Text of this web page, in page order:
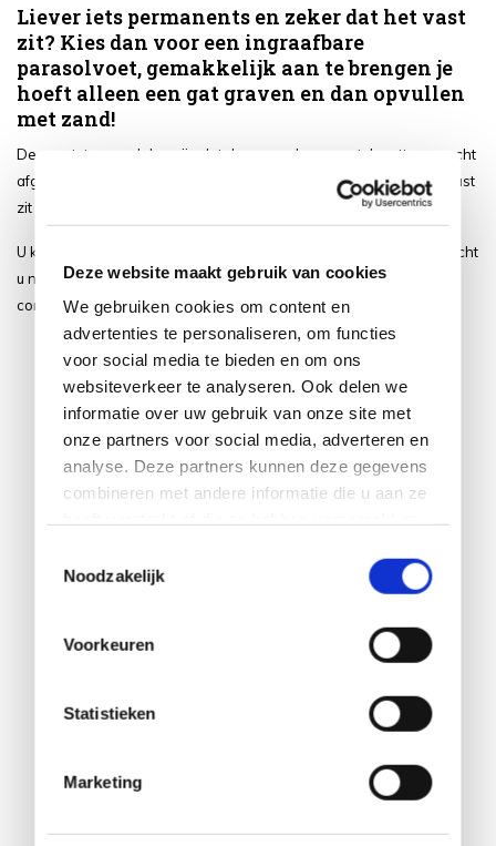
Deze website maakt gebruik van cookies
We gebruiken cookies om content en
advertenties te personaliseren, om functies
voor social media te bieden en om ons
websiteverkeer te analyseren. Ook delen we
informatie over uw gebruik van onze site met
onze partners voor social media, adverteren en
analyse. Deze partners kunnen deze gegevens
combineren met andere informatie die u aan ze
Noodzakelijk
Voorkeuren
Statistieken
Marketing
Liever iets permanents en zeker dat het vast
zit? Kies dan voor een ingraafbare
parasolvoet, gemakkelijk aan te brengen je
hoeft alleen een gat graven en dan opvullen
met zand!
De grootste voordelen zijn dat de parasol er een stuk netter en echt
afgewerkt uit gaat zien. En dat de parasol met een grond anker vast
zit inplaats op een rijdbare parasol voet!
U kunt gemakkelijk hier de ingraafbare parasolvoet bestellen, mocht
u nog vragen hebben of graag advies willen, neem dan gerust
contact op met ons!